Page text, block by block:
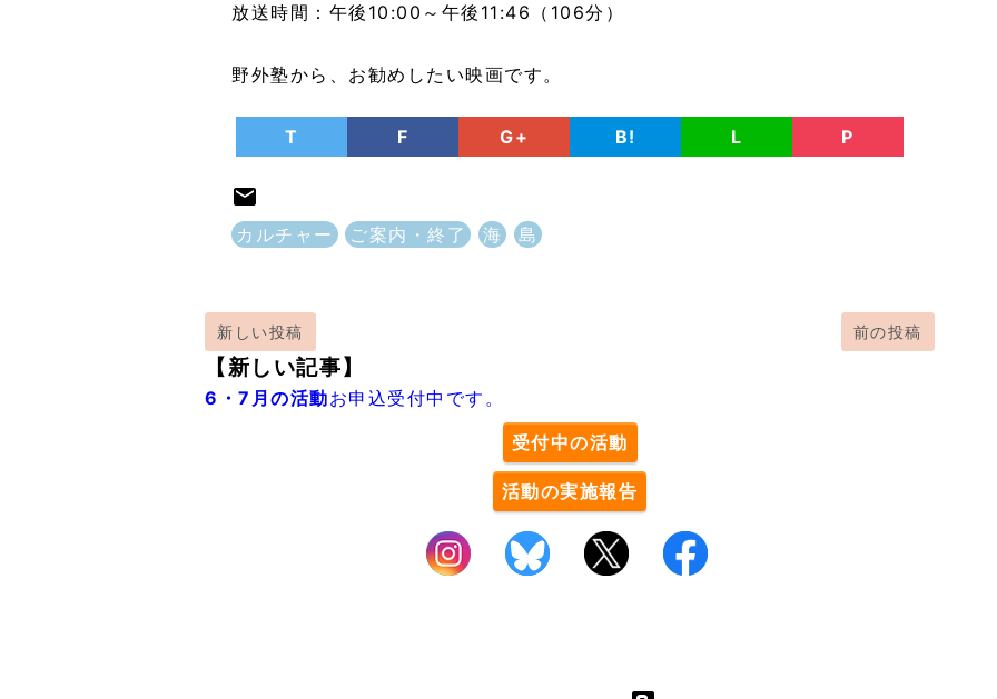
放送時間：午後10:00～午後11:46（106分）
野外塾から、お勧めしたい映画です。
T F G+ B! L P
カルチャー ご案内・終了 海 島
新しい投稿 前の投稿
【新しい記事】
6・7月の活動お申込受付中です。
受付中の活動
活動の実施報告